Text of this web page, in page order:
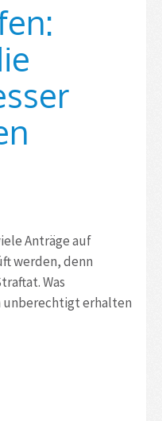
Anträge auf
werden, denn
Was
unberechtigt erhalten